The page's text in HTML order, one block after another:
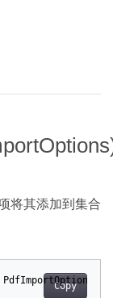
将其添加到集合
Copy
PdfImportOptions